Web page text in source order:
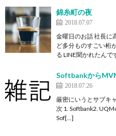
錦糸町の夜
2018.07.07
金曜日のお話 社長に
ど多分ものすごい桁
る LINE聞かれたん
Softbankから
2018.07.26
厳密にいうとサブキ
次 1. Softbank2.
Sof[…]